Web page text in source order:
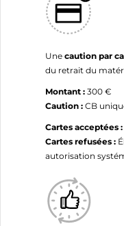
Une caution par
du retrait du
Montant : 300 €
Caution : CB
Cartes acceptées :
Cartes refusées :
autorisation